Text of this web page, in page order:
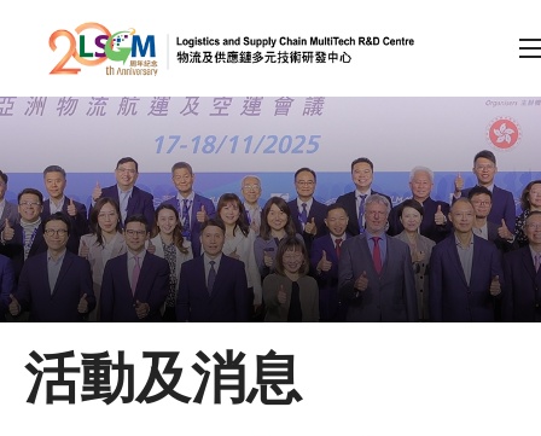
跳到內容（按回車鍵）
會員登入
A A EN 繁 简
主頁
關於LSCM
活動及消息